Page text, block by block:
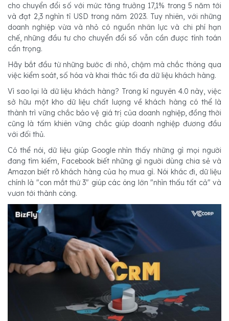
cho chuyển đổi số với mức tăng trưởng 17,1% trong 5 năm tới
và đạt 2,3 nghìn tỉ USD trong năm 2023. Tuy nhiên, với những
doanh nghiệp vừa và nhỏ có nguồn nhân lực và chi phí hạn
chế, những đầu tư cho chuyển đổi số vẫn cần được tính toán
cẩn trọng.
Hãy bắt đầu từ những bước đi nhỏ, chậm mà chắc thông qua
việc kiểm soát, số hóa và khai thác tối đa dữ liệu khách hàng.
Vì sao lại là dữ liệu khách hàng? Trong kỉ nguyên 4.0 này, việc
sở hữu một kho dữ liệu chất lượng về khách hàng có thể là
thành trì vững chắc bảo vệ giá trị của doanh nghiệp, đồng thời
cũng là tấm khiên vững chắc giúp doanh nghiệp đương đầu
với đối thủ.
Có thể nói, dữ liệu giúp Google nhìn thấy những gì mọi người
đang tìm kiếm, Facebook biết những gì người dùng chia sẻ và
Amazon biết rõ khách hàng của họ mua gì. Nói khác đi, dữ liệu
chính là "con mắt thứ 3" giúp các ông lớn "nhìn thấu tất cả" và
vươn tới thành công.